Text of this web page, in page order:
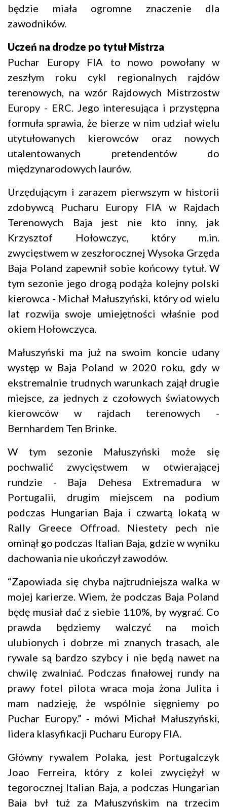
będzie miała ogromne znaczenie dla
zawodników.
Uczeń na drodze po tytuł Mistrza
Puchar Europy FIA to nowo powołany w
zeszłym roku cykl regionalnych rajdów
terenowych, na wzór Rajdowych Mistrzostw
Europy - ERC. Jego interesująca i przystępna
formuła sprawia, że bierze w nim udział wielu
utytułowanych kierowców oraz nowych
utalentowanych pretendentów do
międzynarodowych laurów.
Urzędującym i zarazem pierwszym w historii
zdobywcą Pucharu Europy FIA w Rajdach
Terenowych Baja jest nie kto inny, jak
Krzysztof Hołowczyc, który m.in.
zwycięstwem w zeszłorocznej Wysoka Grzęda
Baja Poland zapewnił sobie końcowy tytuł. W
tym sezonie jego drogą podąża kolejny polski
kierowca - Michał Małuszyński, który od wielu
lat rozwija swoje umiejętności właśnie pod
okiem Hołowczyca.
Małuszyński ma już na swoim koncie udany
występ w Baja Poland w 2020 roku, gdy w
ekstremalnie trudnych warunkach zajął drugie
miejsce, za jednych z czołowych światowych
kierowców w rajdach terenowych -
Bernhardem Ten Brinke.
W tym sezonie Małuszyński może się
pochwalić zwycięstwem w otwierającej
rundzie - Baja Dehesa Extremadura w
Portugalii, drugim miejscem na podium
podczas Hungarian Baja i czwartą lokatą w
Rally Greece Offroad. Niestety pech nie
ominął go podczas Italian Baja, gdzie w wyniku
dachowania nie ukończył zawodów.
“Zapowiada się chyba najtrudniejsza walka w
mojej karierze. Wiem, że podczas Baja Poland
będę musiał dać z siebie 110%, by wygrać. Co
prawda będziemy walczyć na moich
ulubionych i dobrze mi znanych trasach, ale
rywale są bardzo szybcy i nie będą nawet na
chwilę zwalniać. Podczas finałowej rundy na
prawy fotel pilota wraca moja żona Julita i
mam nadzieję, że wspólnie sięgniemy po
Puchar Europy.” - mówi Michał Małuszyński,
lidera klasyfikacji Pucharu Europy FIA.
Główny rywalem Polaka, jest Portugalczyk
Joao Ferreira, który z kolei zwyciężył w
tegorocznej Italian Baja, a podczas Hungarian
Baja był tuż za Małuszyńskim na trzecim